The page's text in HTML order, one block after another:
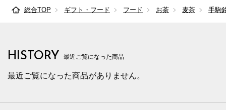
総合TOP ギフト・フード フード お茶 麦茶 手駒
HISTORY 最近ご覧になった商品
最近ご覧になった商品がありません。